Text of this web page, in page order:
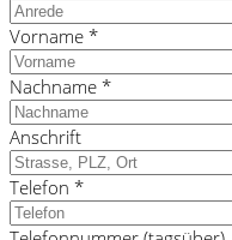
Vorname *
Nachname *
Anschrift
Telefon *